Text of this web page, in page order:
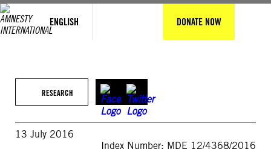
ENGLISH DONATE NOW
RESEARCH
13 July 2016
Index Number: MDE 12/4368/2016